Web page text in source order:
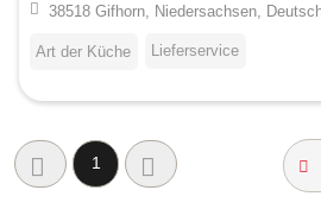
38518 Gifhorn, Niedersachsen,
Art der Küche Lieferservice
1